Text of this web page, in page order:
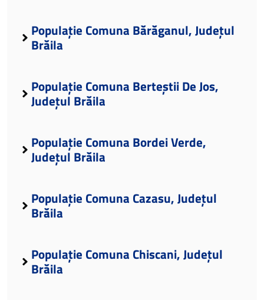
Populație Comuna Bărăganul, Județul
Brăila
Populație Comuna Berteștii De Jos,
Județul Brăila
Populație Comuna Bordei Verde,
Județul Brăila
Populație Comuna Cazasu, Județul
Brăila
Populație Comuna Chiscani, Județul
Brăila